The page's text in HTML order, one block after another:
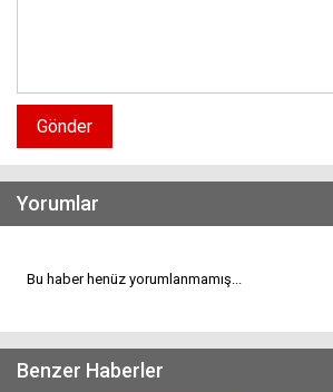
Gönder
Yorumlar
Bu haber henüz yorumlanmamış...
Benzer Haberler